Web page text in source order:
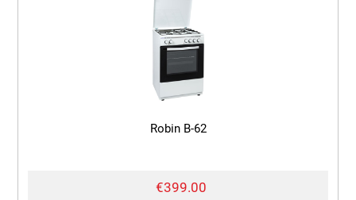
Robin B-62
€399.00